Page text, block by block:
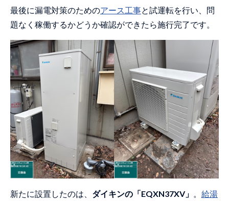
最後に漏電対策のためのアース工事と試運転を行い、問
題なく稼働するかどうか確認ができたら施行完了です。
新たに設置したのは、 ダイキンの「EQXN37XV」 給湯